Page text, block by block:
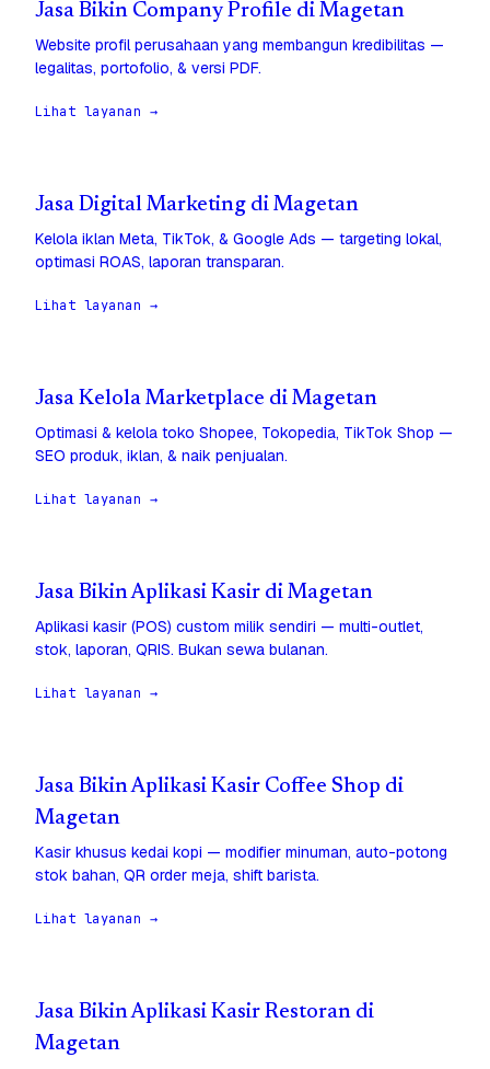
Jasa Bikin Company Profile di Magetan
Website profil perusahaan yang membangun kredibilitas —
legalitas, portofolio, & versi PDF.
Lihat layanan →
Jasa Digital Marketing di Magetan
Kelola iklan Meta, TikTok, & Google Ads — targeting lokal,
optimasi ROAS, laporan transparan.
Lihat layanan →
Jasa Kelola Marketplace di Magetan
Optimasi & kelola toko Shopee, Tokopedia, TikTok Shop —
SEO produk, iklan, & naik penjualan.
Lihat layanan →
Jasa Bikin Aplikasi Kasir di Magetan
Aplikasi kasir (POS) custom milik sendiri — multi-outlet,
stok, laporan, QRIS. Bukan sewa bulanan.
Lihat layanan →
Jasa Bikin Aplikasi Kasir Coffee Shop di
Magetan
Kasir khusus kedai kopi — modifier minuman, auto-potong
stok bahan, QR order meja, shift barista.
Lihat layanan →
Jasa Bikin Aplikasi Kasir Restoran di
Magetan